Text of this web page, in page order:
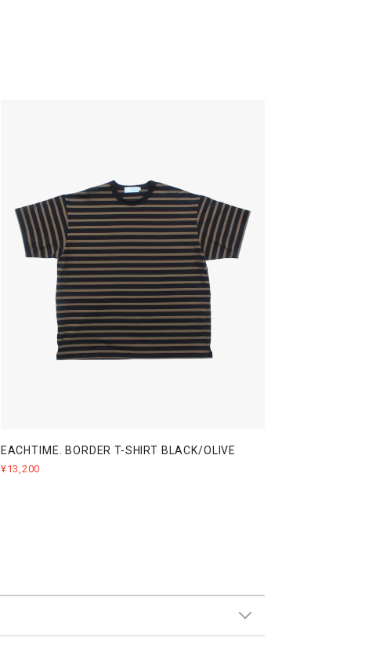
EACHTIME. BORDER T-SHIRT BLACK/OLIVE
¥13,200